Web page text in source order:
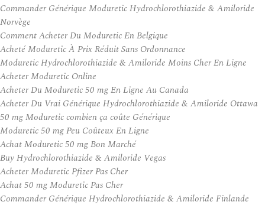
Commander Générique Moduretic Hydrochlorothiazide & Amiloride
Norvège
Comment Acheter Du Moduretic En Belgique
Acheté Moduretic À Prix Réduit Sans Ordonnance
Moduretic Hydrochlorothiazide & Amiloride Moins Cher En Ligne
Acheter Moduretic Online
Acheter Du Moduretic 50 mg En Ligne Au Canada
Acheter Du Vrai Générique Hydrochlorothiazide & Amiloride Ottawa
50 mg Moduretic combien ça coûte Générique
Moduretic 50 mg Peu Coûteux En Ligne
Achat Moduretic 50 mg Bon Marché
Buy Hydrochlorothiazide & Amiloride Vegas
Acheter Moduretic Pfizer Pas Cher
Achat 50 mg Moduretic Pas Cher
Commander Générique Hydrochlorothiazide & Amiloride Finlande